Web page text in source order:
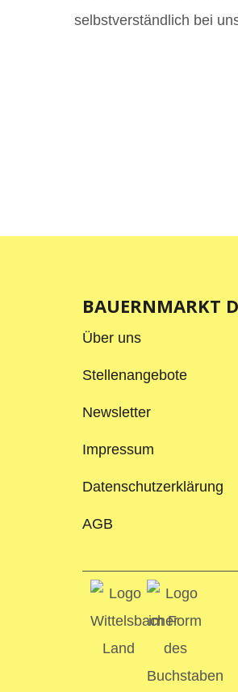
selbstverständlich bei
BAUERNMARKT
Über uns
Stellenangebote
Newsletter
Impressum
Datenschutzerklärung
AGB